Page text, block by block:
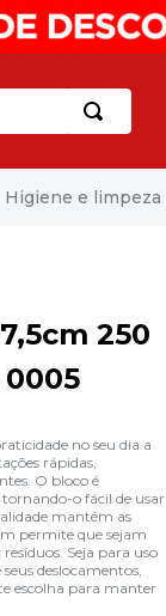
Higiene e limpeza
250
0005
no seu dia a
rápidas,
O bloco é
o fácil de usar
mantém as
permite que sejam
Seja para uso
deslocamentos,
escolha para manter